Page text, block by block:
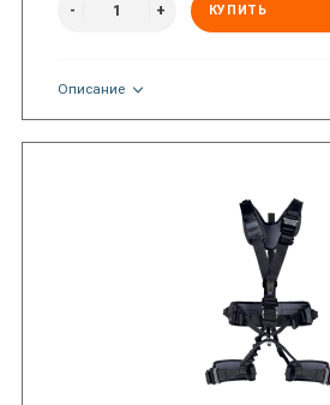
КУПИТЬ
Описание